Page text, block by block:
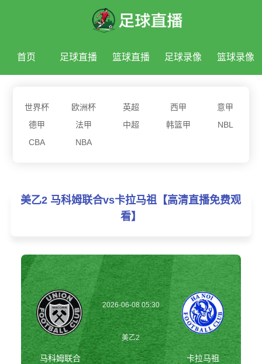
首页 足球直播 篮球直播 足球录像 篮球录像
世界杯 欧洲杯 英超 西甲
意甲
德甲
法甲 中超 韩篮甲
NBL
CBA
NBA
美乙2 马科姆联合vs卡拉马祖【高清直播免费观
看】
马科姆联合
2026-06-08 05:30
美乙2
卡拉马祖